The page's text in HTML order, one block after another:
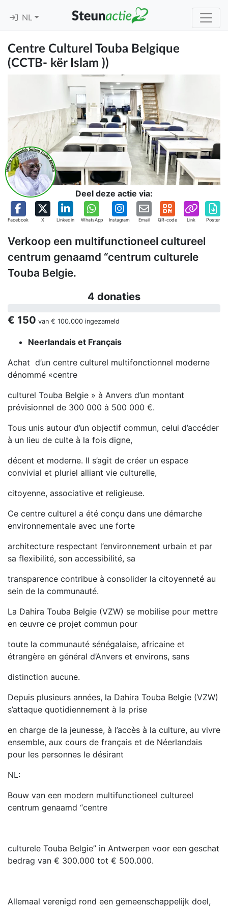
NL
Centre Culturel Touba Belgique
(CCTB- kër Islam ))
Deel deze actie via:
Facebook X Linkedin WhatsApp Instagram Email QR-code Link Poster
Verkoop een multifunctioneel cultureel
centrum genaamd “centrum culturele
Touba Belgie.
4 donaties
€ 150 van € 100.000 ingezameld
Neerlandais et Français
Achat d’un centre culturel multifonctionnel moderne
dénommé «centre
culturel Touba Belgie » à Anvers d’un montant
prévisionnel de 300 000 à 500 000 €.
Tous unis autour d’un objectif commun, celui d’accéder
à un lieu de culte à la fois digne,
décent et moderne. Il s’agit de créer un espace
convivial et pluriel alliant vie culturelle,
citoyenne, associative et religieuse.
Ce centre culturel a été conçu dans une démarche
environnementale avec une forte
architecture respectant l’environnement urbain et par
sa flexibilité, son accessibilité, sa
transparence contribue à consolider la citoyenneté au
sein de la communauté.
La Dahira Touba Belgie (VZW) se mobilise pour mettre
en œuvre ce projet commun pour
toute la communauté sénégalaise, africaine et
étrangère en général d’Anvers et environs, sans
distinction aucune.
Depuis plusieurs années, la Dahira Touba Belgie (VZW)
s’attaque quotidiennement à la prise
en charge de la jeunesse, à l’accès à la culture, au vivre
ensemble, aux cours de français et de Néerlandais
pour les personnes le désirant
NL:
Bouw van een modern multifunctioneel cultureel
centrum genaamd “centre
culturele Touba Belgie” in Antwerpen voor een geschat
bedrag van € 300.000 tot € 500.000.
Allemaal verenigd rond een gemeenschappelijk doel,